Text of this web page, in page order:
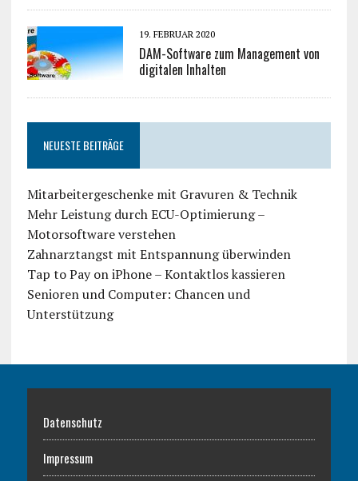
19. FEBRUAR 2020
DAM-Software zum Management von
digitalen Inhalten
NEUESTE BEITRÄGE
Mitarbeitergeschenke mit Gravuren & Technik
Mehr Leistung durch ECU-Optimierung –
Motorsoftware verstehen
Zahnarztangst mit Entspannung überwinden
Tap to Pay on iPhone – Kontaktlos kassieren
Senioren und Computer: Chancen und
Unterstützung
Datenschutz
Impressum